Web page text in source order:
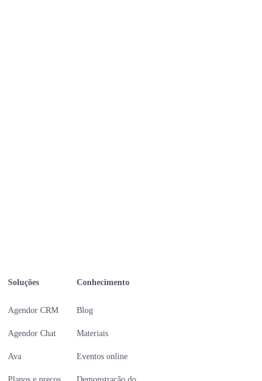
Soluções
Agendor CRM
Agendor Chat
Ava
Conhecimento
Blog
Materiais
Eventos online